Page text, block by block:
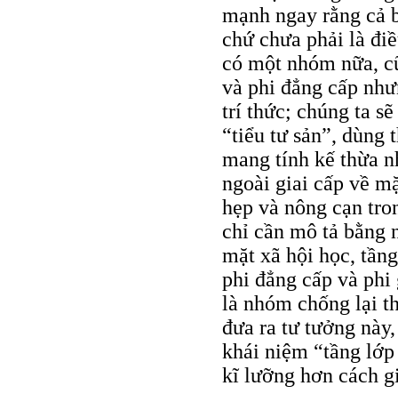
mạnh ngay rằng cả
chứ chưa phải là
có một nhóm nữa,
và phi đẳng cấp
trí thức; chúng ta
“tiểu tư sản”, dùng
mang tính kế thừa
ngoài giai cấp về
hẹp và nông cạn
chỉ cần mô tả bằng
mặt xã hội học,
phi đẳng cấp và
là nhóm chống lại
đưa ra tư tưởng
khái niệm “tầng
kĩ lưỡng hơn cách